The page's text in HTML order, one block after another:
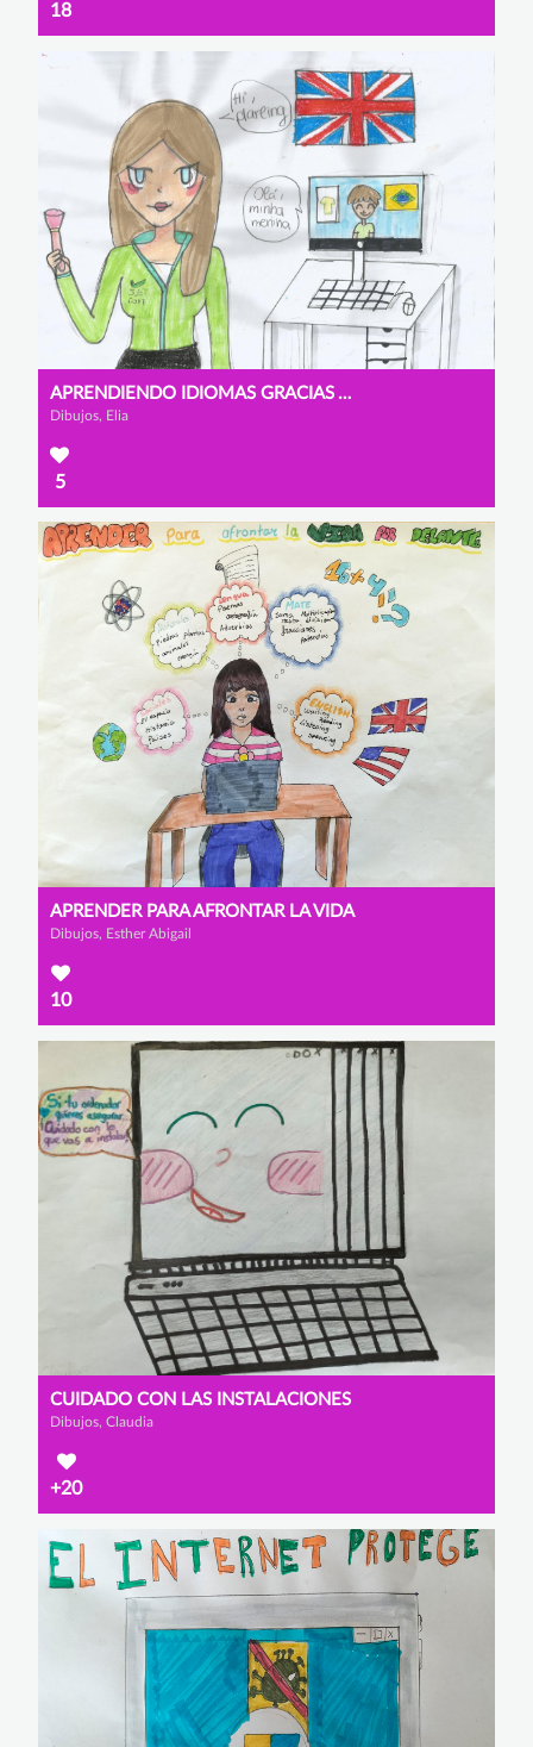
18
APRENDIENDO IDIOMAS GRACIAS A INTERNET
Dibujos, Elia
5
APRENDER PARA AFRONTAR LA VIDA
Dibujos, Esther Abigail
10
CUIDADO CON LAS INSTALACIONES
Dibujos, Claudia
+20